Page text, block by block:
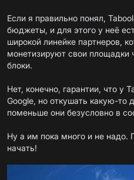
Если я правильно понял,
бюджеты, и для этого у неё
широкой линейке партнеров,
монетизируют свои площадки
блоки.
Нет, конечно, гарантии, что у
Google, но откушать какую-то
поменьше они безусловно в
Ну а им пока много и не надо.
начать!